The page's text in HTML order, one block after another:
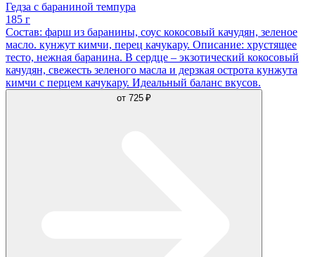
Гедза с бараниной темпура
185 г
Состав: фарш из баранины, соус кокосовый качудян, зеленое
масло. кунжут кимчи, перец качукару. Описание: хрустящее
тесто, нежная баранина. В сердце – экзотический кокосовый
качудян, свежесть зеленого масла и дерзкая острота кунжута
кимчи с перцем качукару. Идеальный баланс вкусов.
от 725 ₽